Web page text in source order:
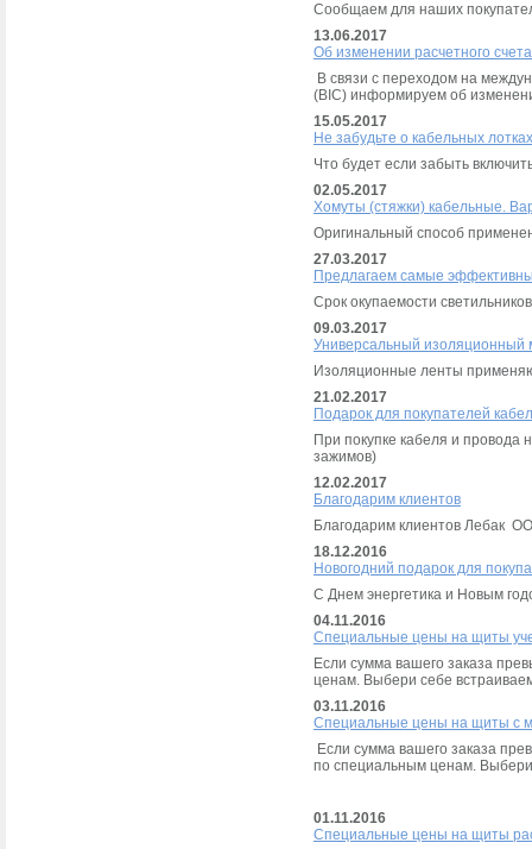
Сообщаем для наших
13.06.2017
Об изменении расчетного
В связи с переходом на
(BIC) информируем об
15.05.2017
Не забудьте о кабельных
Что будет если забыть
02.05.2017
Хомуты (стяжки) кабельные.
Оригинальный способ
27.03.2017
Предлагаем самые
Срок окупаемости
09.03.2017
Универсальный изоляционный
Изоляционные ленты
21.02.2017
Подарок для покупателей
При покупке кабеля и
зажимов)
12.02.2017
Благодарим клиентов
Благодарим клиентов Лебак
18.12.2016
Новогодний подарок для
С Днем энергетика и Новым
04.11.2016
Специальные цены на щиты
Если сумма вашего заказа
ценам. Выбери себе
03.11.2016
Специальные цены на щиты с
Если сумма вашего заказа
по специальным ценам.
01.11.2016
Специальные цены на щиты